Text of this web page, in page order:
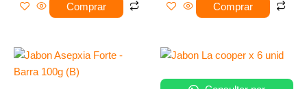
Comprar Comprar